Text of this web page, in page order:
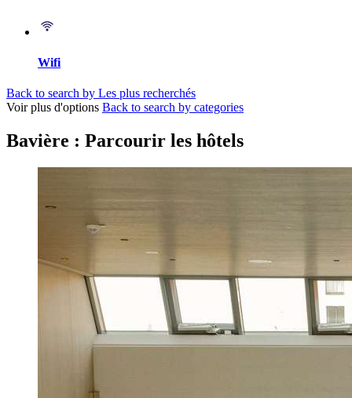
Wifi
Back to search by Les plus recherchés
Voir plus d'options Back to search by categories
Bavière : Parcourir les hôtels